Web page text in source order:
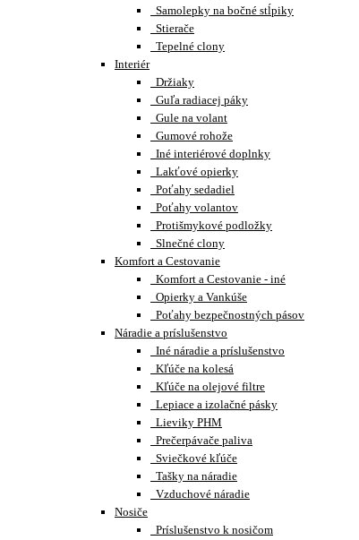
Samolepky na bočné stĺpiky
Stierače
Tepelné clony
Interiér
Držiaky
Guľa radiacej páky
Gule na volant
Gumové rohože
Iné interiérové doplnky
Lakťové opierky
Poťahy sedadiel
Poťahy volantov
Protišmykové podložky
Slnečné clony
Komfort a Cestovanie
Komfort a Cestovanie - iné
Opierky a Vankúše
Poťahy bezpečnostných pásov
Náradie a príslušenstvo
Iné náradie a príslušenstvo
Kľúče na kolesá
Kľúče na olejové filtre
Lepiace a izolačné pásky
Lieviky PHM
Prečerpávače paliva
Sviečkové kľúče
Tašky na náradie
Vzduchové náradie
Nosiče
Príslušenstvo k nosičom